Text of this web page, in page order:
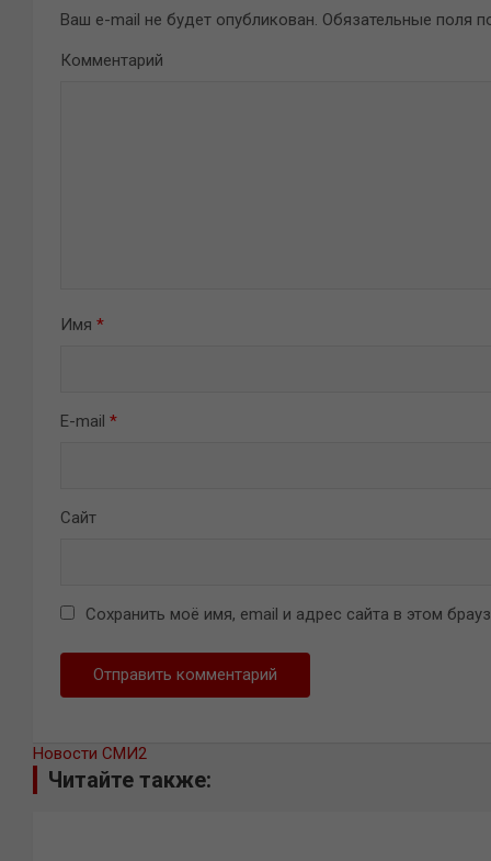
Ваш e-mail не будет опубликован. Обязательные поля
Комментарий
Имя *
E-mail *
Сайт
Сохранить моё имя, email и адрес сайта в этом
Новости СМИ2
Читайте также: